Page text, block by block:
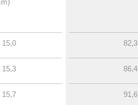
15,0 82,3
15,3 86,4
15,7 91,6